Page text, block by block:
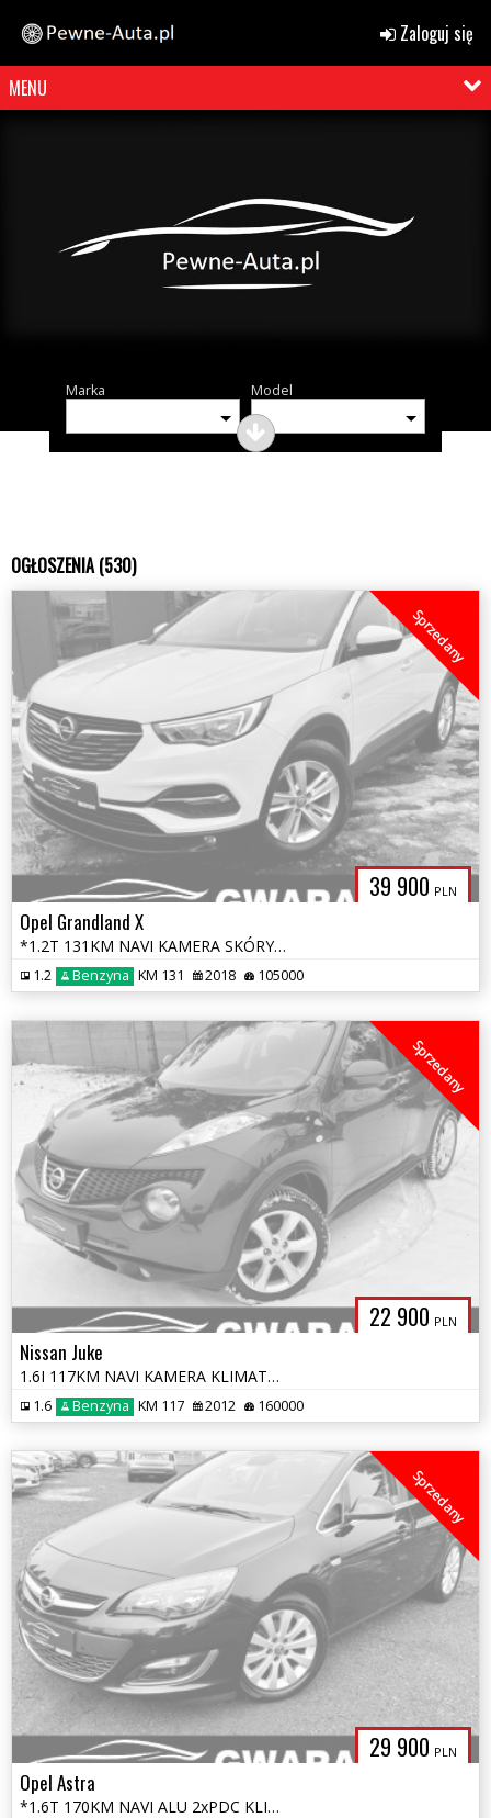
Zaloguj się
MENU
Marka Model
OGŁOSZENIA (530)
39 900 PLN
Sprzedany
Opel Grandland X
*1.2T 131KM NAVI KAMERA SKÓRY ALU 2xPDC LineAssist Opłaty GWARANCJA*
1.2 Benzyna KM 131 2018 105000
22 900 PLN
Sprzedany
Nissan Juke
1.6I 117KM NAVI KAMERA KLIMATRONIK PDC ALU OPŁATY SERWIS ASO GWARANCJA
1.6 Benzyna KM 117 2012 160000
29 900 PLN
Sprzedany
Opel Astra
*1.6T 170KM NAVI ALU 2xPDC KLIMATRONIK Grz.Fotele Grz.Kierownica LED*